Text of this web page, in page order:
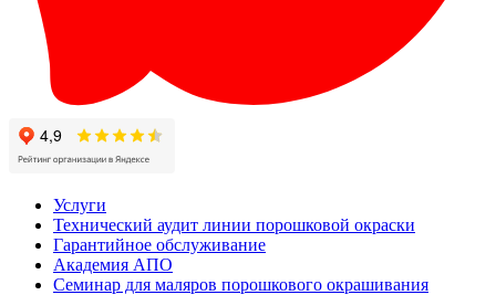
Услуги
Технический аудит линии порошковой окраски
Гарантийное обслуживание
Академия АПО
Семинар для маляров порошкового окрашивания